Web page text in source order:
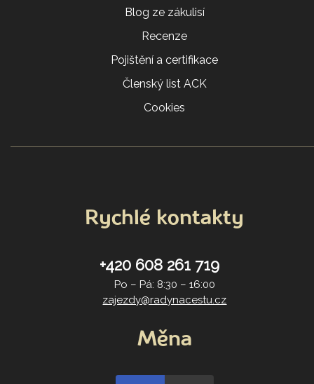
Blog ze zákulisí
Recenze
Pojištění a certifikace
Členský list ACK
Cookies
Rychlé kontakty
+420 608 261 719
Po – Pá: 8:30 – 16:00
zajezdy@radynacestu.cz
Měna